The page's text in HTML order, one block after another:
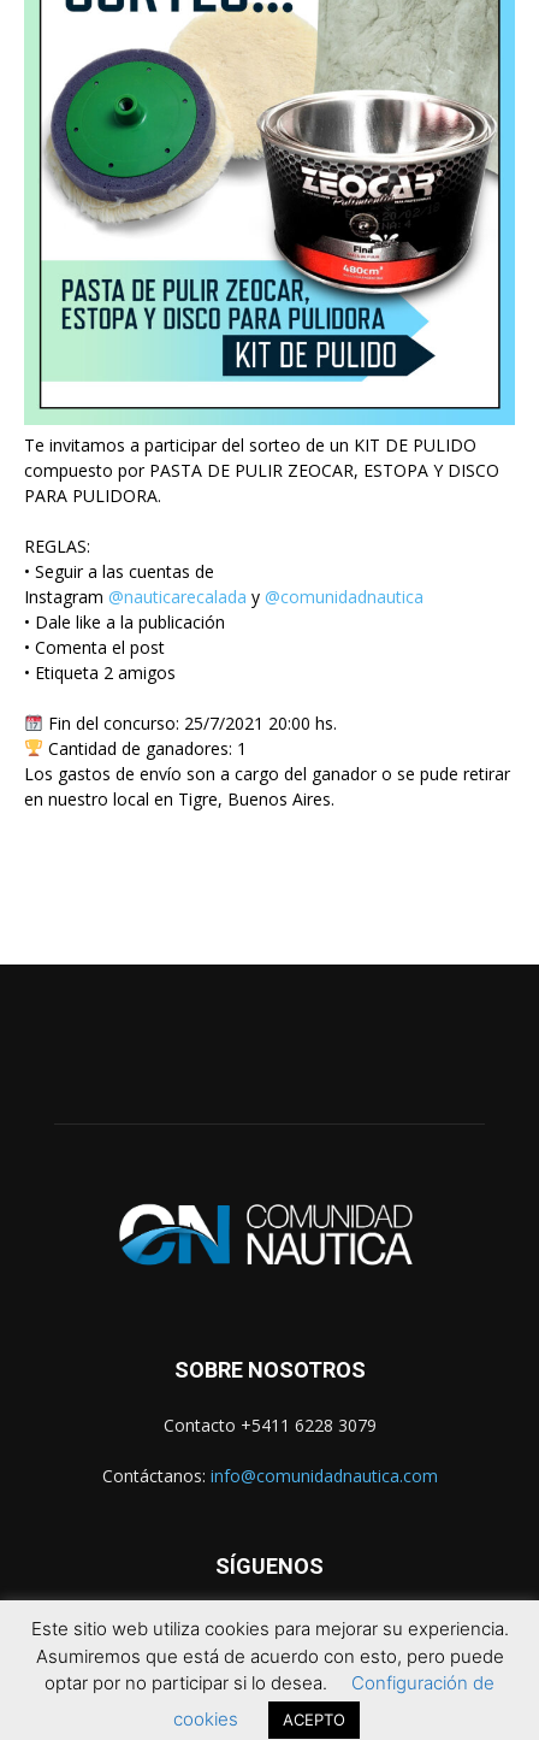
Te invitamos a participar del sorteo de un KIT DE PULIDO
compuesto por PASTA DE PULIR ZEOCAR, ESTOPA Y DISCO
PARA PULIDORA.
REGLAS:
• Seguir a las cuentas de
Instagram @nauticarecalada y @comunidadnautica
• Dale like a la publicación
• Comenta el post
• Etiqueta 2 amigos
Fin del concurso: 25/7/2021 20:00 hs.
Cantidad de ganadores: 1
Los gastos de envío son a cargo del ganador o se pude retirar
en nuestro local en Tigre, Buenos Aires.
SOBRE NOSOTROS
Contacto +5411 6228 3079
Contáctanos: info@comunidadnautica.com
SÍGUENOS
© 2021 Comunidad Náutica. Todos los derechos reservados.
Este sitio web utiliza cookies para mejorar su experiencia.
Asumiremos que está de acuerdo con esto, pero puede
optar por no participar si lo desea.
Configuración de
cookies
ACEPTO